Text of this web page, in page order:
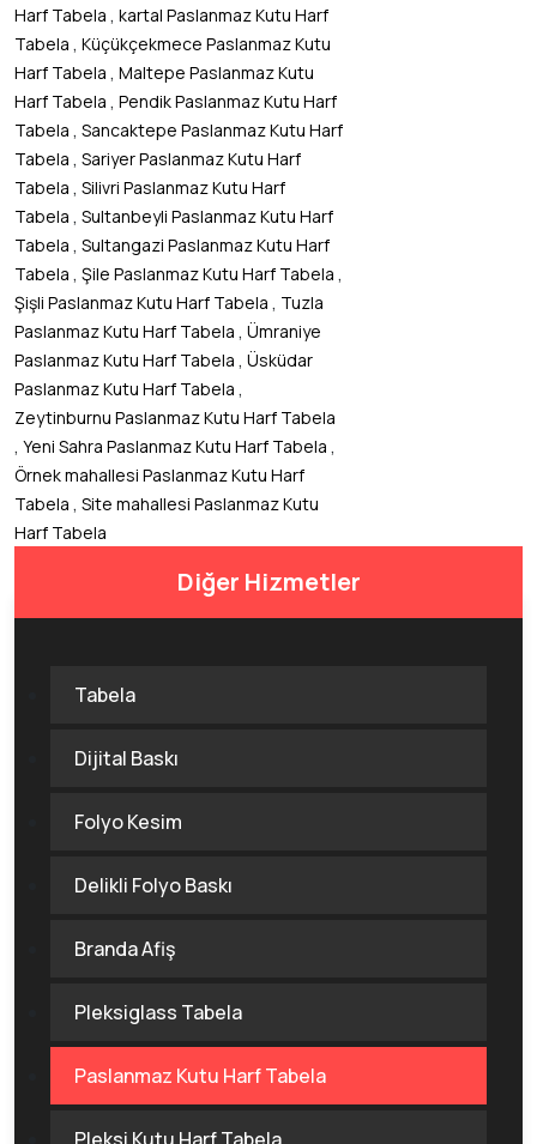
Harf Tabela , kartal Paslanmaz Kutu Harf
Tabela , Küçükçekmece Paslanmaz Kutu
Harf Tabela , Maltepe Paslanmaz Kutu
Harf Tabela , Pendik Paslanmaz Kutu Harf
Tabela , Sancaktepe Paslanmaz Kutu Harf
Tabela , Sariyer Paslanmaz Kutu Harf
Tabela , Silivri Paslanmaz Kutu Harf
Tabela , Sultanbeyli Paslanmaz Kutu Harf
Tabela , Sultangazi Paslanmaz Kutu Harf
Tabela , Şile Paslanmaz Kutu Harf Tabela ,
Şişli Paslanmaz Kutu Harf Tabela , Tuzla
Paslanmaz Kutu Harf Tabela , Ümraniye
Paslanmaz Kutu Harf Tabela , Üsküdar
Paslanmaz Kutu Harf Tabela ,
Zeytinburnu Paslanmaz Kutu Harf Tabela
, Yeni Sahra Paslanmaz Kutu Harf Tabela ,
Örnek mahallesi Paslanmaz Kutu Harf
Tabela , Site mahallesi Paslanmaz Kutu
Harf Tabela
Diğer Hizmetler
Tabela
Dijital Baskı
Folyo Kesim
Delikli Folyo Baskı
Branda Afiş
Pleksiglass Tabela
Paslanmaz Kutu Harf Tabela